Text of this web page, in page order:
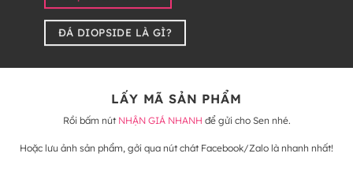
ĐÁ DIOPSIDE LÀ GÌ?
LẤY MÃ SẢN PHẨM
Rồi bấm nút NHẬN GIÁ NHANH để gửi cho Sen nhé.
Hoặc lưu ảnh sản phẩm, gởi qua nút chát Facebook/Zalo là nhanh nhất!